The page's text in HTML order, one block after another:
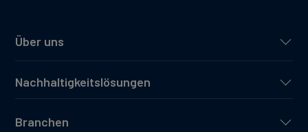
Über uns
Nachhaltigkeitslösungen
Branchen